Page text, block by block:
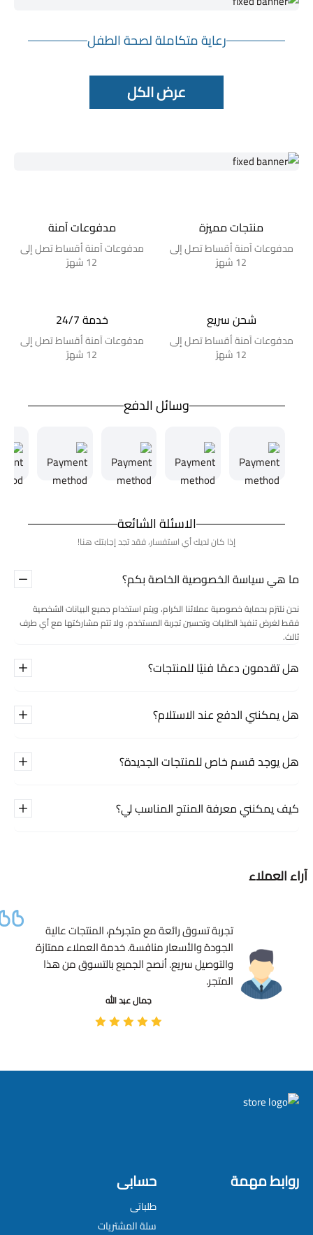
رعاية متكاملة لصحة الطفل
عرض الكل
منتجات مميزة
مدفوعات آمنة أقساط تصل إلى
12 شهرً
مدفوعات آمنة
مدفوعات آمنة أقساط تصل إلى
12 شهرً
شحن سريع
مدفوعات آمنة أقساط تصل إلى
12 شهرً
خدمة 24/7
مدفوعات آمنة أقساط تصل إلى
12 شهرً
وسائل الدفع
الاسئلة الشائعة
إذا كان لديك أي استفسار، فقد تجد إجابتك هنا!
ما هي سياسة الخصوصية الخاصة بكم؟
نحن نلتزم بحماية خصوصية عملائنا الكرام، ويتم استخدام جميع البيانات الشخصية
فقط لغرض تنفيذ الطلبات وتحسين تجربة المستخدم، ولا تتم مشاركتها مع أي طرف
ثالث.
هل تقدمون دعمًا فنيًا للمنتجات؟
هل يمكنني الدفع عند الاستلام؟
هل يوجد قسم خاص للمنتجات الجديدة؟
كيف يمكنني معرفة المنتج المناسب لي؟
آراء العملاء
تجربة تسوق رائعة مع متجركم، المنتجات عالية
الجودة والأسعار منافسة. خدمة العملاء ممتازة
والتوصيل سريع. أنصح الجميع بالتسوق من هذا
المتجر.
جمال عبد الله
روابط مهمة حسابى
طلباتى
سلة المشتريات